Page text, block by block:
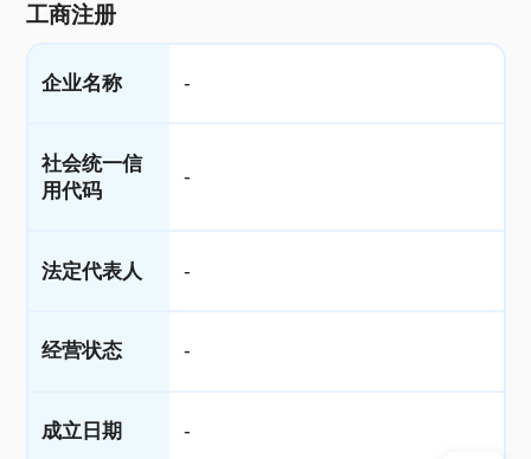
工商注册
企业名称 -
社会统一信
用代码
-
法定代表人 -
经营状态 -
成立日期 -